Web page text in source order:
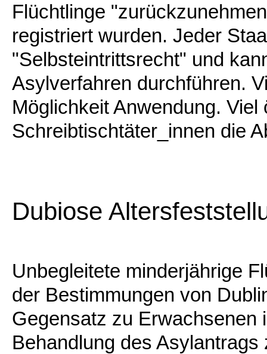
Flüchtlinge
registriert wurden. Jeder
"Selbsteintrittsrecht" und
Asylverfahren durchführen.
Möglichkeit Anwendung.
Schreibtischtäter_innen die
Dubiose
Unbegleitete minderjährige
der Bestimmungen von
Gegensatz zu Erwachsenen
Behandlung des